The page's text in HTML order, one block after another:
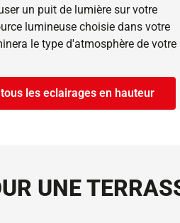
un puit de lumière sur votre
lumineuse choisie dans votre
le type d'atmosphère de votre
les eclairages en hauteur
UNE